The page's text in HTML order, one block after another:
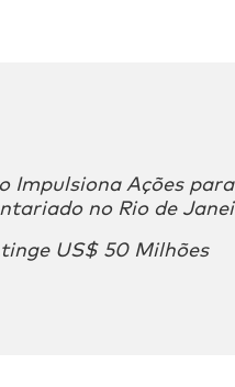
Impulsiona Ações
no Rio de
US$ 50 Milhões